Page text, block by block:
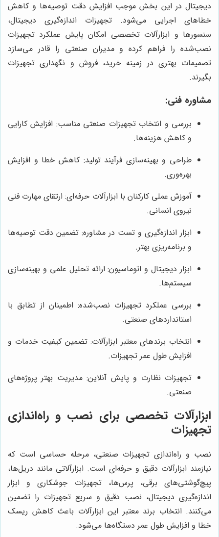
دیجیتال در این بخش موجب افزایش دقت توصیه‌ها و کاهش
خطاهای اجرایی می‌شود. تجهیزات اندازه‌گیری دیجیتال،
سنسورها و ابزارآلات تخصصی امکان پایش عملکرد تجهیزات
نصب‌شده را فراهم کرده و مدیران صنعتی را قادر می‌سازد
تصمیمات بهتری در زمینه خرید، فروش و نگهداری تجهیزات
بگیرند.
مشاوره فنی:
بررسی و انتخاب تجهیزات صنعتی مناسب: افزایش کارایی
و کاهش هزینه‌ها.
طراحی و بهینه‌سازی فرآیند تولید: کاهش خطا و افزایش
بهره‌وری.
آموزش عملی کارکنان با ابزارآلات حرفه‌ای: ارتقای مهارت فنی
نیروی انسانی.
ابزار اندازه‌گیری و تست در مشاوره: تضمین دقت توصیه‌ها
و برنامه‌ریزی بهتر.
ابزار دیجیتال و اتوماسیون: ارائه تحلیل علمی و بهینه‌سازی
سیستم‌ها.
بررسی عملکرد تجهیزات نصب‌شده: اطمینان از تطابق با
استانداردهای صنعتی.
انتخاب برندهای معتبر ابزارآلات: تضمین کیفیت خدمات و
افزایش طول عمر تجهیزات.
تجهیزات نظارت و پایش آنلاین: مدیریت بهتر پروژه‌های
صنعتی.
ابزارآلات تخصصی برای نصب و راه‌اندازی
تجهیزات
نصب و راه‌اندازی تجهیزات صنعتی، مرحله حساسی است که
نیازمند ابزارآلات دقیق و حرفه‌ای است. ابزارآلاتی مانند دریل‌ها،
پیچ‌گوشتی‌های برقی، پرس‌ها، تجهیزات جوشکاری و ابزار
اندازه‌گیری دیجیتال، نصب دقیق و سریع تجهیزات را تضمین
می‌کنند. انتخاب برند معتبر این ابزارآلات باعث کاهش ریسک
خطا و افزایش طول عمر دستگاه‌ها می‌شود.